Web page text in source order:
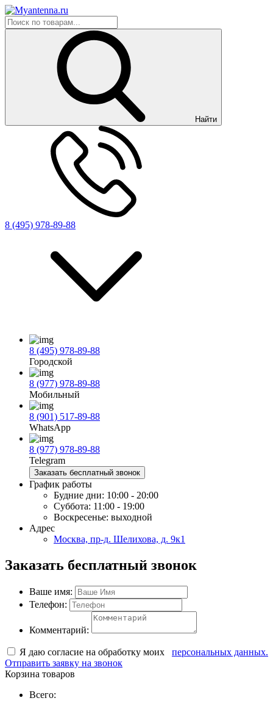
Найти
8 (495) 978-89-88
8 (495) 978-89-88
Городской
8 (977) 978-89-88
Мобильный
8 (901) 517-89-88
WhatsApp
8 (977) 978-89-88
Telegram
Заказать бесплатный звонок
График работы
Будние дни: 10:00 - 20:00
Суббота: 11:00 - 19:00
Воскресенье: выходной
Адрес
Москва, пр-д. Шелихова, д. 9к1
Заказать бесплатный звонок
Ваше имя:
Телефон:
Комментарий:
Я даю согласие на обработку моих
персональных данных.
Отправить заявку на звонок
Корзина товаров
Всего: